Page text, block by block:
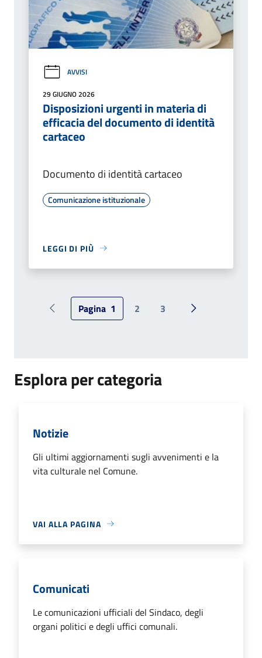
AVVISI
29 GIUGNO 2026
Disposizioni urgenti in materia di
efficacia del documento di identità
cartaceo
Documento di identità cartaceo
Comunicazione istituzionale
LEGGI DI PIÙ
Pagina precedente
Pagina 1 2 3 Pagina
Esplora per categoria
Notizie
Gli ultimi aggiornamenti sugli avvenimenti e la
vita culturale nel Comune.
VAI ALLA PAGINA
Comunicati
Le comunicazioni ufficiali del Sindaco, degli
organi politici e degli uffici comunali.